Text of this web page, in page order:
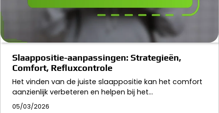
Slaappositie-aanpassingen: Strategieën,
Comfort, Refluxcontrole
Het vinden van de juiste slaappositie kan het comfort
aanzienlijk verbeteren en helpen bij het…
05/03/2026